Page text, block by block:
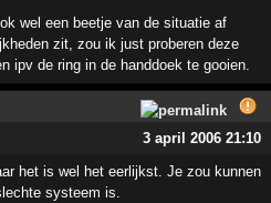
wel een beetje van de situatie af
zit, zou ik just proberen deze
ipv de ring in de handdoek te gooien.
3 april 2006 21:10
het is wel het eerlijkst. Je zou kunnen
systeem is.